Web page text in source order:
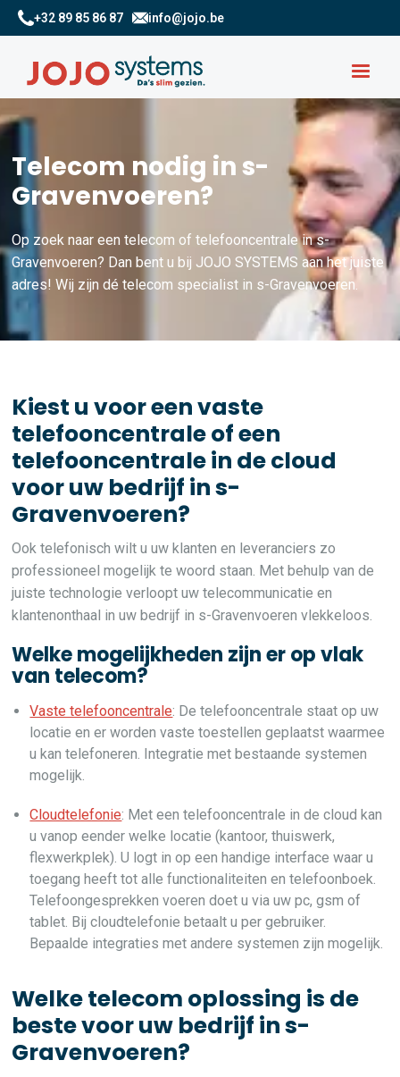
+32 89 85 86 87 info@jojo.be
Telecom nodig in s-
Gravenvoeren?
Op zoek naar een telecom of telefooncentrale in s-
Gravenvoeren? Dan bent u bij JOJO SYSTEMS aan het juiste
adres! Wij zijn dé telecom specialist in s-Gravenvoeren.
Kiest u voor een vaste
telefooncentrale of een
telefooncentrale in de cloud
voor uw bedrijf in s-
Gravenvoeren?
Ook telefonisch wilt u uw klanten en leveranciers zo
professioneel mogelijk te woord staan. Met behulp van de
juiste technologie verloopt uw telecommunicatie en
klantenonthaal in uw bedrijf in s-Gravenvoeren vlekkeloos.
Welke mogelijkheden zijn er op vlak
van telecom?
Vaste telefooncentrale: De telefooncentrale staat op uw
locatie en er worden vaste toestellen geplaatst waarmee
u kan telefoneren. Integratie met bestaande systemen
mogelijk.
Cloudtelefonie: Met een telefooncentrale in de cloud kan
u vanop eender welke locatie (kantoor, thuiswerk,
flexwerkplek). U logt in op een handige interface waar u
toegang heeft tot alle functionaliteiten en telefoonboek.
Telefoongesprekken voeren doet u via uw pc, gsm of
tablet. Bij cloudtelefonie betaalt u per gebruiker.
Bepaalde integraties met andere systemen zijn mogelijk.
Welke telecom oplossing is de
beste voor uw bedrijf in s-
Gravenvoeren?